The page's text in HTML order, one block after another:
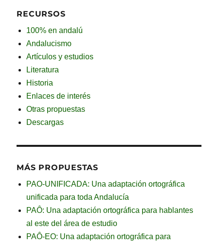
RECURSOS
100% en andalú
Andalucismo
Artículos y estudios
Literatura
Historia
Enlaces de interés
Otras propuestas
Descargas
MÁS PROPUESTAS
PAO-UNIFICADA: Una adaptación ortográfica
unificada para toda Andalucía
PAÔ: Una adaptación ortográfica para hablantes
al este del área de estudio
PAÔ-EO: Una adaptación ortográfica para